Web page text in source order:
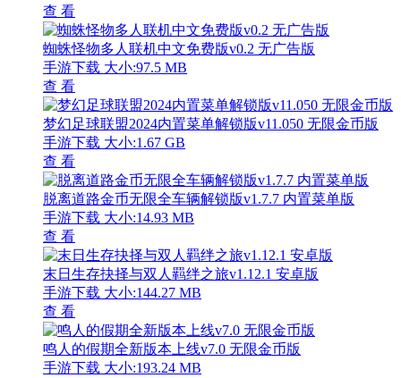
查 看
蜘蛛怪物多人联机中文免费版v0.2 无广告版
手游下载 大小:97.5 MB
查 看
梦幻足球联盟2024内置菜单解锁版v11.050 无限金币版
手游下载 大小:1.67 GB
查 看
脱离道路金币无限全车辆解锁版v1.7.7 内置菜单版
手游下载 大小:14.93 MB
查 看
末日生存抉择与双人羁绊之旅v1.12.1 安卓版
手游下载 大小:144.27 MB
查 看
鸣人的假期全新版本上线v7.0 无限金币版
手游下载 大小:193.24 MB